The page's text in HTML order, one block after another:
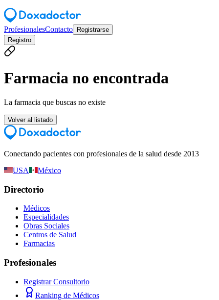
ProfesionalesContacto
Registrarse
Registro
Farmacia no encontrada
La farmacia que buscas no existe
Volver al listado
Conectando pacientes con profesionales de la salud desde 2013
USA
México
Directorio
Médicos
Especialidades
Obras Sociales
Centros de Salud
Farmacias
Profesionales
Registrar Consultorio
Ranking de Médicos